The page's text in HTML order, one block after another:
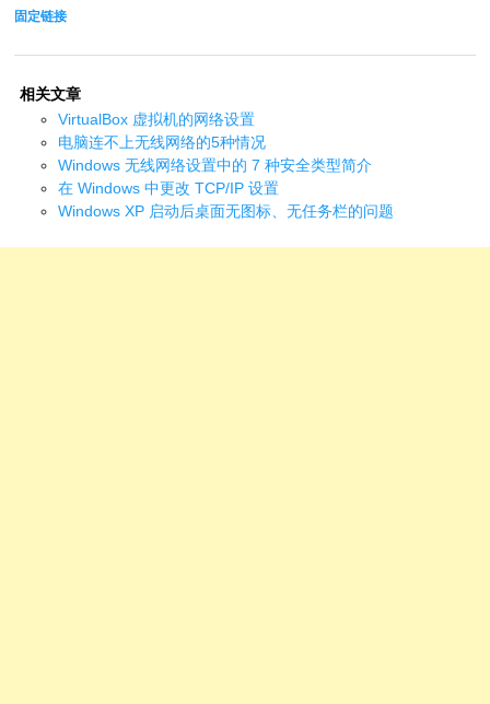
固定链接
相关文章
VirtualBox 虚拟机的网络设置
电脑连不上无线网络的5种情况
Windows 无线网络设置中的 7 种安全类型简介
在 Windows 中更改 TCP/IP 设置
Windows XP 启动后桌面无图标、无任务栏的问题